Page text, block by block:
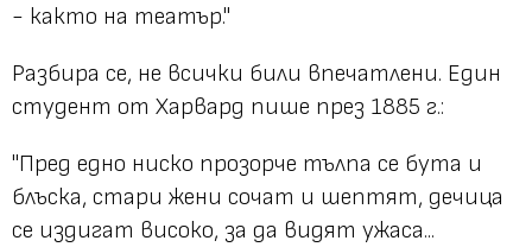
- както на театър."
Разбира се, не всички били впечатлени. Един
студент от Харвард пише през 1885 г.:
"Пред едно ниско прозорче тълпа се бута и
блъска, стари жени сочат и шептят, дечица
се издигат високо, за да видят ужаса...